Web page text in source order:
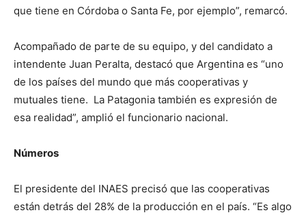
que tiene en Córdoba o Santa Fe, por ejemplo”, remarcó.
Acompañado de parte de su equipo, y del candidato a
intendente Juan Peralta, destacó que Argentina es “uno
de los países del mundo que más cooperativas y
mutuales tiene. La Patagonia también es expresión de
esa realidad”, amplió el funcionario nacional.
Números
El presidente del INAES precisó que las cooperativas
están detrás del 28% de la producción en el país. “Es algo